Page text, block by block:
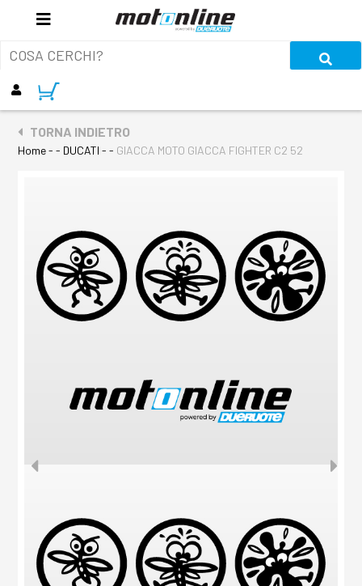
TORNA INDIETRO
Home- - DUCATI - - GIACCA MOTO GIACCA FIGHTER C2 52